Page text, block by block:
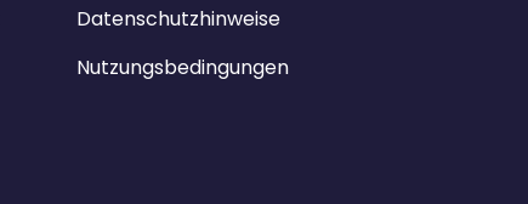
Datenschutzhinweise
Nutzungsbedingungen